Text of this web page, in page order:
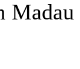
Madau